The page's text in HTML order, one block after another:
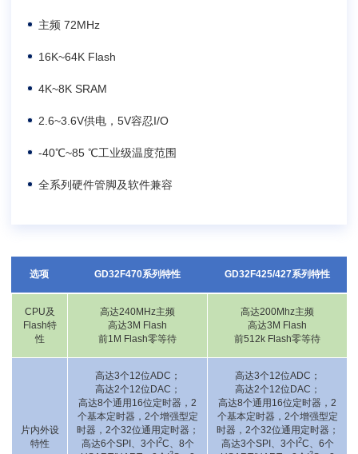
主频 72MHz
16K~64K Flash
4K~8K SRAM
2.6~3.6V供电，5V容忍I/O
-40℃~85 ℃工业级温度范围
全系列硬件管脚及软件兼容
选项 GD32F470系列特性 GD32F425/427系列特性
CPU及
Flash特
性
高达240MHz主频
高达3M Flash
前1M Flash零等待
高达200Mhz主频
高达3M Flash
前512k Flash零等待
片内外设
特性
高达3个12位ADC；
高达2个12位DAC；
高达8个通用16位定时器，2
个基本定时器，2个增强型定
时器，2个32位通用定时器；
高达6个SPI、3个I2C、8个
高达3个12位ADC；
高达2个12位DAC；
高达8个通用16位定时器，2
个基本定时器，2个增强型定
时器，2个32位通用定时器；
高达3个SPI、3个I2C、6个